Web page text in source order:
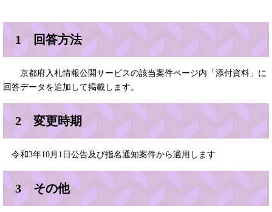
1 回答方法
京都府入札情報公開サービスの該当案件ページ内「添付資料」に
回答データを追加して掲載します。
2 変更時期
令和3年10月1日公告及び指名通知案件から適用します
3 その他